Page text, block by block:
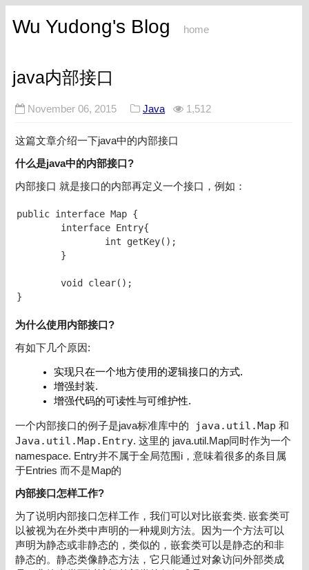
Wu Yudong's Blog home
java内部接口
November 06, 2015 Java 1,512
这篇文章介绍一下java中的内部接口
什么是java中的内部接口?
内部接口 就是接口的内部再定义一个接口，例如：
public interface Map {
}
为什么使用内部接口?
有如下几个原因:
实现只在一个地方使用的逻辑接口的方式.
增强封装.
增强代码的可读性与可维护性.
一个内部接口的例子是java标准库中的 java.util.Map 和
Java.util.Map.Entry. 这里的 java.util.Map同时作为一个
namespace. Entry并不属于全局范围i，意味着很多的条目属
于Entries 而不是Map的
内部接口怎样工作?
为了说明内部接口怎样工作，我们可以对比嵌套类. 嵌套类可
以被视为在外类中声明的一种规则方法。因为一个方法可以
声明为静态或非静态的，类似的，嵌套类可以是静态的和非
静态的。静态类像静态方法，它只能通过对象访问外部类成